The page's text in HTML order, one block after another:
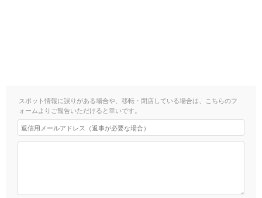
スポット情報に誤りがある場合や、移転・閉店している場合は、こちらのフ
ォームよりご報告いただけると幸いです。